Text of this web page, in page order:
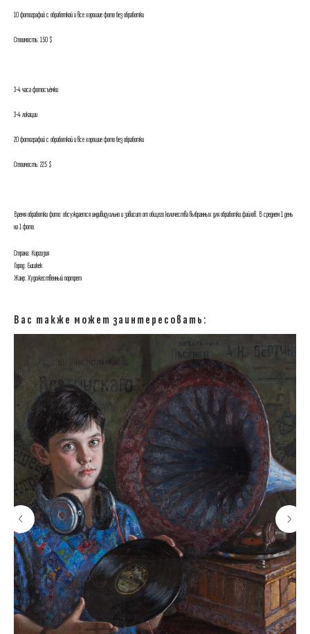
10 фотографий с обработкой и все хорошие фото без обработки
Стоимость: 150 $
3-4 часа фотосъёмки
3-4 локации
20 фотографий с обработкой и все хорошие фото без обработки
Стоимость: 225 $
Время обработки фото: обсуждается индивидуально и зависит от общего количества выбранных для обработки файлов. В среднем 1 день
на 1 фото.
Страна: Киргизия
Город: Бишкек
Жанр: Художественный портрет
Вас также может заинтересовать: